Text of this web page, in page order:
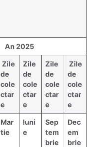
An 2025
Zile
de
cole
ctar
e
Zile
de
cole
ctar
e
Zile
de
cole
ctar
e
Zile
de
cole
ctar
e
Mar
tie
Iuni
e
Sep
tem
brie
Dec
em
brie